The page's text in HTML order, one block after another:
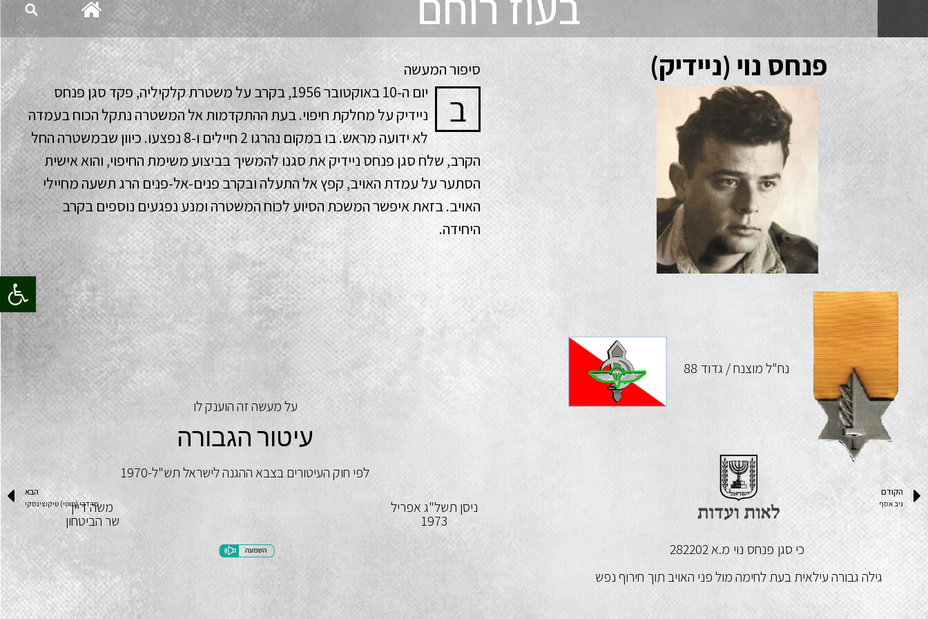
פתח
פנחס נוי (ניידיק)
נח"ל מוצנח / גדוד 88
כי סגן פנחס נוי מ.א 282202
גילה גבורה עילאית בעת לחימה מול פני האויב תוך חירוף נפש
סיפור המעשה
ב
יום ה-10 באוקטובר 1956, בקרב על משטרת קלקיליה, פקד סגן פנחס
ניידיק על מחלקת חיפוי. בעת ההתקדמות אל המשטרה נתקל הכוח בעמדה
לא ידועה מראש. בו במקום נהרגו 2 חיילים ו-8 נפצעו. כיוון שבמשטרה החל
הקרב, שלח סגן פנחס ניידיק את סגנו להמשיך בביצוע משימת החיפוי, והוא אישית
הסתער על עמדת האויב, קפץ אל התעלה ובקרב פנים-אל-פנים הרג תשעה מחיילי
האויב. בזאת איפשר המשכת הסיוע לכוח המשטרה ומנע נפגעים נוספים בקרב
היחידה.
על מעשה זה הוענק לו
עיטור הגבורה
לפי חוק העיטורים בצבא ההגנה לישראל תש"ל-1970
ניסן תשל"ג אפריל
1973
משה דיין
שר הביטחון
הקודם
ניב אסף
הבא
מרדכי (מוטי) טיקוצינסקי